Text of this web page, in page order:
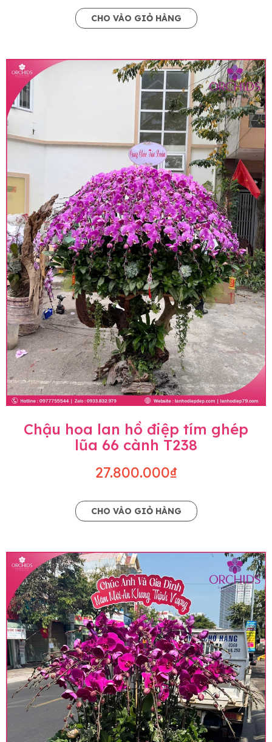
CHO VÀO GIỎ HÀNG
Chậu hoa lan hồ điệp tím ghép
lũa 66 cành T238
27.800.000₫
CHO VÀO GIỎ HÀNG